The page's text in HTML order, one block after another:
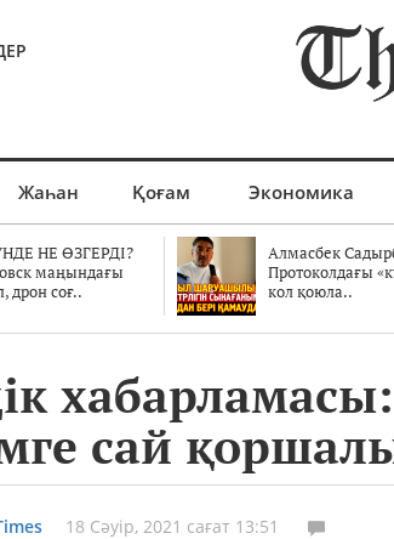
Жаһан Қоғам Экономика
НЕ ӨЗГЕРДІ?
маңындағы
дрон соғ..
Алмасбек
Протоколдағы
кол қоюла..
сай
18 Сәуір, 2021 сағат 13:51